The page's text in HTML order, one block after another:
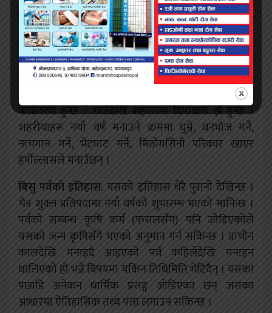
भइन्छ भन्ने आममान्यता छ ।
विक्रम सम्वत्‌ देशको ठूलो उत्सव : नयाँ वर्षको उपलक्ष्यमा
देशभर सार्वजनिक विदा हुन्छ । राष्ट्राध्यक्ष, राष्ट्र प्रमुख
लगायतले देशवासीका नाममा औपचारिक शुभकामना दिन्छन्
। अनेकन साँस्कृतिक कार्यक्रम हुन्छन् । देशभर खुशीयालीको
वातावरण हुन्छ । गाउँदेखि शहरसम्म दिपावली झैँ हुन्छ ।
शहरीयाहरू नयाँ वर्ष मनाउने क्रममा घुम्ने, वनभोज गर्ने,
नाचगान गर्ने, भेटघाट गर्ने, मिठोमसिनो परिकार खाएर
हर्षोल्लासले मनाउँछन् ।
बिसु पर्वको इतिहास: यसको इतिहास धेरै पुरानो देखिन्छ ।
चैत्र शुक्ल प्रतिपदामा नयाँ वर्षको शुभारम्भ भएको मानिन्छ ।
पर्वको सम्बन्ध कृषि कर्म (फसलसँग) पनि जोडिएकोले
यसको जन्म कृषिसँगै भएको अनुमान गर्न सकिन्छ । प्राचीन
कालदेखि मनाइदै आइएको पर्व कहिलेदेखि मनाइन
थालिएको हो भन्ने विषयमा यकिन तिथिमिति भेटिदैन् । यसका
पछाडि अनेकन धार्मिक प्रसङ्ग जोडिएका छन् जसका
आधारमा ऐतिहासिक तथ्य पत्ता लगाउन सकिन्छ ।